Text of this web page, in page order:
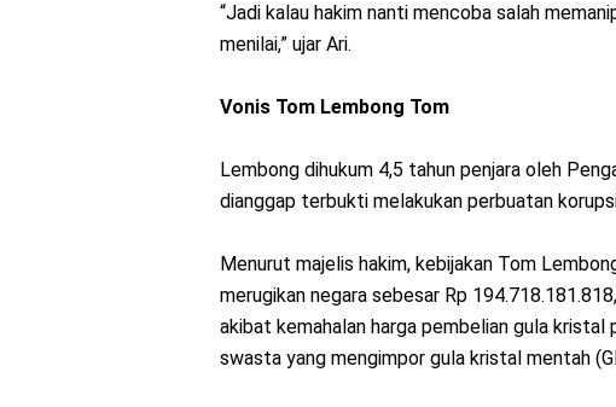
“Jadi kalau hakim nanti mencoba salah
menilai,” ujar Ari.
Vonis Tom Lembong Tom
Lembong dihukum 4,5 tahun penjara oleh
dianggap terbukti melakukan perbuatan
Menurut majelis hakim, kebijakan Tom
merugikan negara sebesar Rp
akibat kemahalan harga pembelian gula
swasta yang mengimpor gula kristal mentah